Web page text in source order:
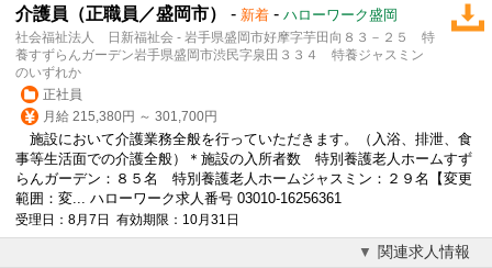
介護員（正職員／盛岡市） - 新着 - ハローワーク盛岡
社会福祉法人 日新福祉会 - 岩手県盛岡市好摩字芋田向８３－２５ 特
養すずらんガーデン岩手県盛岡市渋民字泉田３３４ 特養ジャスミン
のいずれか
正社員
月給 215,380円 ～ 301,700円
施設において介護業務全般を行っていただきます。（入浴、排泄、食
事等生活面での介護全般）＊施設の入所者数 特別養護老人ホームすず
らんガーデン：８５名 特別養護老人ホームジャスミン：２９名【変更
範囲：変... ハローワーク求人番号 03010-16256361
受理日：8月7日 有効期限：10月31日
関連求人情報